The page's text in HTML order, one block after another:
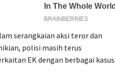
serangkaian aksi teror dan
polisi masih terus
EK dengan berbagai kasus